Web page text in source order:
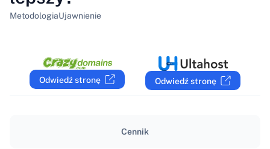
Kupony 319
PL
MetodologiaUjawnienie
Odwiedź stronę Odwiedź stronę
Cennik